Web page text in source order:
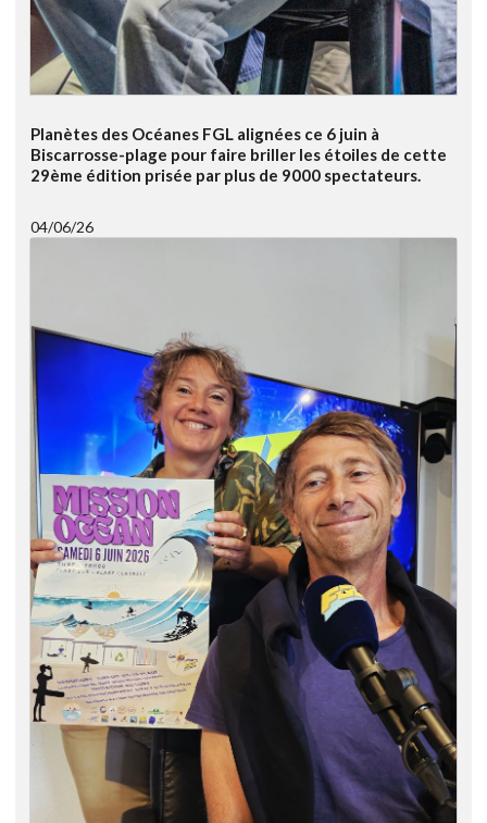
Planètes des Océanes FGL alignées ce 6 juin à
Biscarrosse-plage pour faire briller les étoiles de cette
29ème édition prisée par plus de 9000 spectateurs.
04/06/26